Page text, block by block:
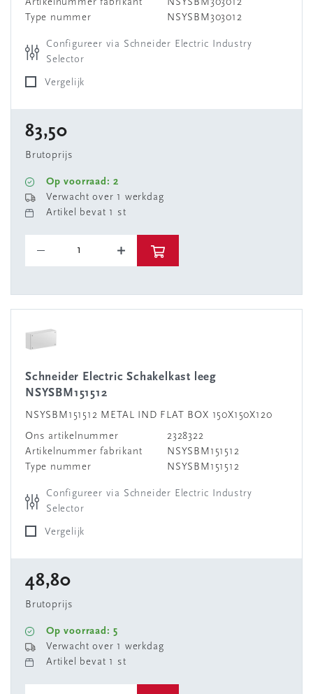
Artikelnummer fabrikant
NSYSBM303012
Type nummer
NSYSBM303012
Configureer via Schneider Electric Industry
Selector
Vergelijk
83,50
Brutoprijs
Op voorraad: 2
Verwacht over 1 werkdag
Artikel bevat 1 st
Schneider Electric Schakelkast leeg
NSYSBM151512
NSYSBM151512 METAL IND FLAT BOX 150X150X120
Ons artikelnummer
2328322
Artikelnummer fabrikant
NSYSBM151512
Type nummer
NSYSBM151512
Configureer via Schneider Electric Industry
Selector
Vergelijk
48,80
Brutoprijs
Op voorraad: 5
Verwacht over 1 werkdag
Artikel bevat 1 st